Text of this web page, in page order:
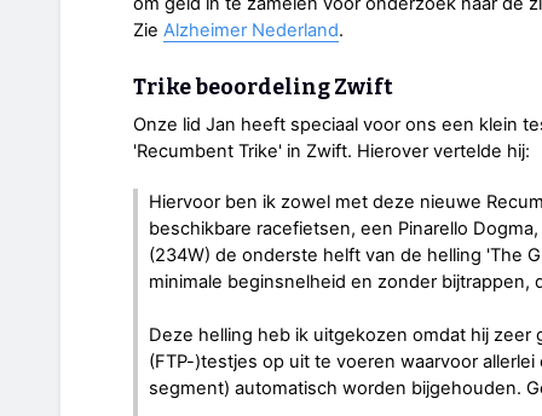
Zie Alzheimer Nederland.
Trike beoordeling Zwift
Onze lid Jan heeft speciaal voor ons een klein
'Recumbent Trike' in Zwift. Hierover vertelde hij:
Hiervoor ben ik zowel met deze nieuwe
beschikbare racefietsen, een Pinarello
(234W) de onderste helft van de helling 'The
minimale beginsnelheid en zonder
Deze helling heb ik uitgekozen omdat hij
(FTP-)testjes op uit te voeren waarvoor
segment) automatisch worden bijgehouden.